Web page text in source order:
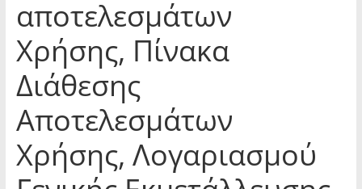
αποτελεσμάτων
Χρήσης, Πίνακα
Διάθεσης
Αποτελεσμάτων
Χρήσης, Λογαριασμού